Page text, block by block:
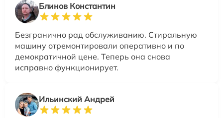
Блинов Константин
Безгранично рад обслуживанию. Стиральную
машину отремонтировали оперативно и по
демократичной цене. Теперь она снова
исправно функционирует.
Ильинский Андрей